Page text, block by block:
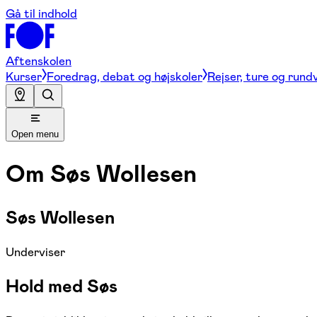
Gå til indhold
Aftenskolen
Kurser Foredrag, debat og højskoler Rejser, ture og
Open menu
Om Søs Wollesen
Søs Wollesen
Underviser
Hold med Søs